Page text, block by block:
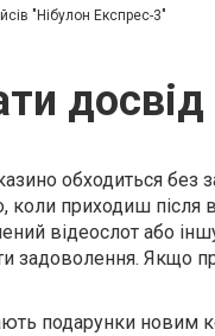
"Нібулон Експрес-3"
обходиться без
коли приходиш після
відеослот або
задоволення. Якщо
подарунки новим